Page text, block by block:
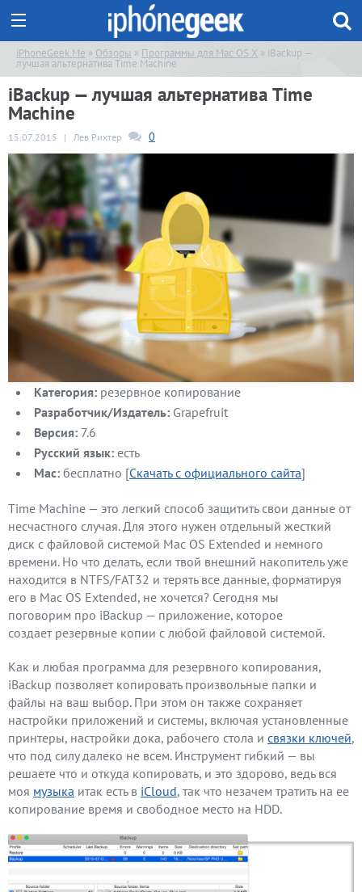
iPhoneGeek.Me » Обзоры » Программы для Mac OS X » iBackup —
лучшая альтернатива Time Machine
iBackup — лучшая альтернатива Time
Machine
15.07.2015 | Лев Рихтер 0
Категория: резервное копирование
Разработчик/Издатель: Grapefruit
Версия: 7.6
Русский язык: есть
Mac: бесплатно [Скачать с официального сайта]
Time Machine — это легкий способ защитить свои данные от
несчастного случая. Для этого нужен отдельный жесткий
диск с файловой системой Mac OS Extended и немного
времени. Но что делать, если твой внешний накопитель уже
находится в NTFS/FAT32 и терять все данные, форматируя
его в Mac OS Extended, не хочется? Сегодня мы
поговорим про iBackup — приложение, которое
создает резервные копии с любой файловой системой.
Как и любая программа для резервного копирования,
iBackup позволяет копировать произвольные папки и
файлы на ваш выбор. При этом он также сохраняет
настройки приложений и системы, включая установленные
принтеры, настройки дока, рабочего стола и связки ключей,
что под силу далеко не всем. Инструмент гибкий — вы
решаете что и откуда копировать, и это здорово, ведь вся
моя музыка итак есть в iCloud, так что незачем тратить на ее
копирование время и свободное место на HDD.